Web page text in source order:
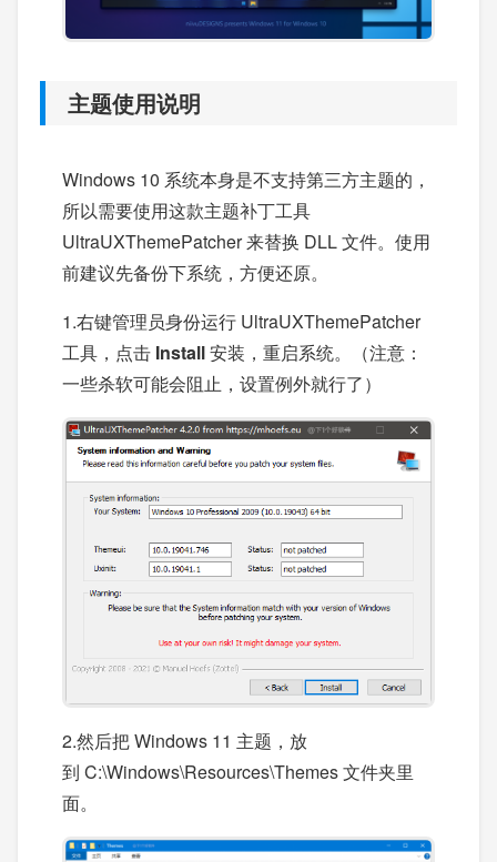
主题使用说明
Windows 10 系统本身是不支持第三方主题的，
所以需要使用这款主题补丁工具
UltraUXThemePatcher 来替换 DLL 文件。使用
前建议先备份下系统，方便还原。
1.右键管理员身份运行 UltraUXThemePatcher
工具，点击 Install安装，重启系统。（注意：
一些杀软可能会阻止，设置例外就行了）
2.然后把 Windows 11 主题，放
到 C:\Windows\Resources\Themes 文件夹里
面。